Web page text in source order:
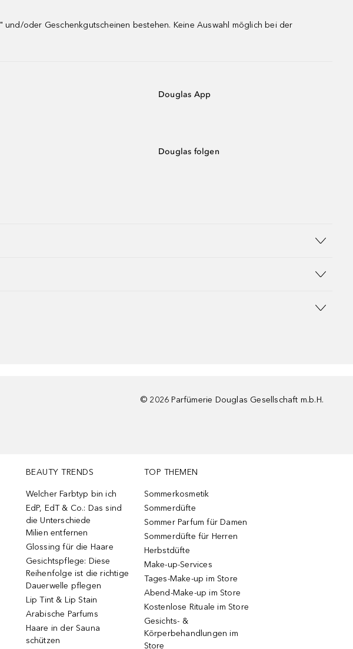
oder Geschenkgutscheinen bestehen. Keine Auswahl möglich bei der
Douglas App
Douglas folgen
© 2026 Parfümerie Douglas Gesellschaft m.b.H.
BEAUTY TRENDS
Welcher Farbtyp bin ich
EdP, EdT & Co.: Das sind
die Unterschiede
Milien entfernen
Glossing für die Haare
Gesichtspflege: Diese
Reihenfolge ist die richtige
Dauerwelle pflegen
Lip Tint & Lip Stain
Arabische Parfums
Haare in der Sauna
schützen
TOP THEMEN
Sommerkosmetik
Sommerdüfte
Sommer Parfum für Damen
Sommerdüfte für Herren
Herbstdüfte
Make-up-Services
Tages-Make-up im Store
Abend-Make-up im Store
Kostenlose Rituale im Store
Gesichts- &
Körperbehandlungen im
Store